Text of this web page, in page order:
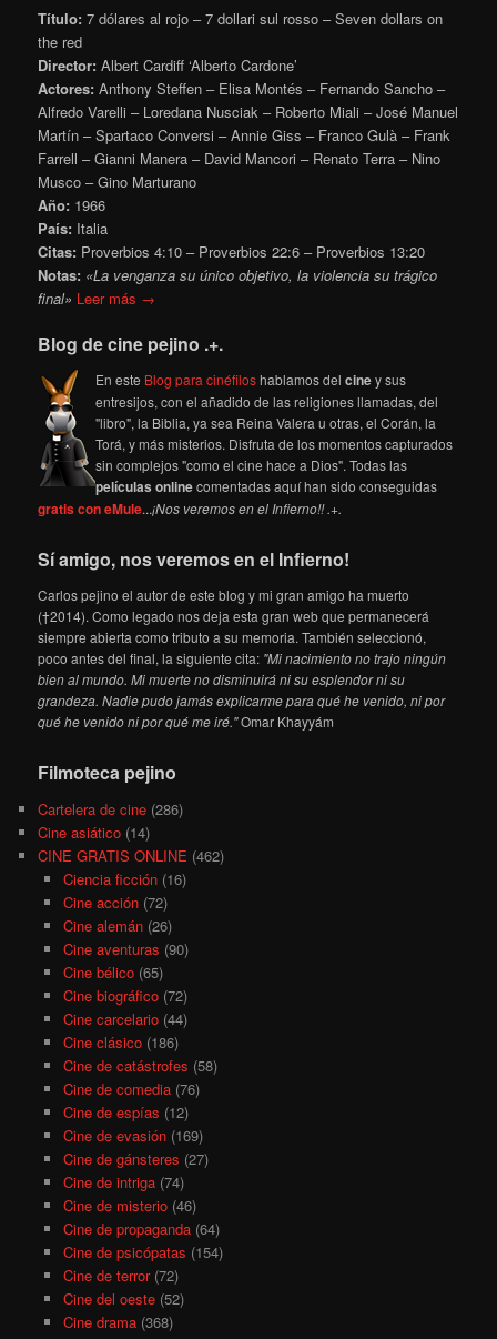
Título: 7 dólares al rojo – 7 dollari sul rosso – Seven dollars on
the red
Director: Albert Cardiff ‘Alberto Cardone’
Actores: Anthony Steffen – Elisa Montés – Fernando Sancho –
Alfredo Varelli – Loredana Nusciak – Roberto Miali – José Manuel
Martín – Spartaco Conversi – Annie Giss – Franco Gulà – Frank
Farrell – Gianni Manera – David Mancori – Renato Terra – Nino
Musco – Gino Marturano
Año: 1966
País: Italia
Citas: Proverbios 4:10 – Proverbios 22:6 – Proverbios 13:20
Notas: «La venganza su único objetivo, la violencia su trágico
final» Leer más →
Blog de cine pejino .+.
En este Blog para cinéfiloshablamos delciney sus
entresijos, con el añadido de las religiones llamadas, del
"libro", la Biblia, ya sea Reina Valera u otras, el Corán, la
Torá, y más misterios. Disfruta de los momentos capturados
sin complejos "como el cine hace a Dios". Todas las
películas onlinecomentadas aquí han sido conseguidas
gratis con eMule...¡Nos veremos en el Infierno!! .+.
Sí amigo, nos veremos en el Infierno!
Carlos pejino el autor de este blog y mi gran amigo ha muerto
(†2014). Como legado nos deja esta gran web que permanecerá
siempre abierta como tributo a su memoria. También seleccionó,
poco antes del final, la siguiente cita: "Mi nacimiento no trajo ningún
bien al mundo. Mi muerte no disminuirá ni su esplendor ni su
grandeza. Nadie pudo jamás explicarme para qué he venido, ni por
qué he venido ni por qué me iré."Omar Khayyám
Filmoteca pejino
Cartelera de cine (286)
Cine asiático (14)
CINE GRATIS ONLINE (462)
Ciencia ficción(16)
Cine acción(72)
Cine alemán(26)
Cine aventuras (90)
Cine bélico(65)
Cine biográfico(72)
Cine carcelario(44)
Cine clásico(186)
Cine de catástrofes (58)
Cine de comedia(76)
Cine de espías (12)
Cine de evasión(169)
Cine de gánsteres (27)
Cine de intriga(74)
Cine de misterio(46)
Cine de propaganda(64)
Cine de psicópatas (154)
Cine de terror(72)
Cine del oeste(52)
Cine drama(368)